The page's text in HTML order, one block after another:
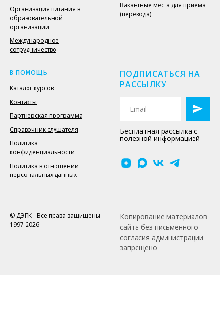
Организация питания в
образовательной
организации
Международное
сотрудничество
Вакантные места для приёма
(перевода)
В ПОМОЩЬ
Каталог курсов
Контакты
Партнерская программа
Справочник слушателя
Политика
конфиденциальности
Политика в отношении
персональных данных
ПОДПИСАТЬСЯ НА
РАССЫЛКУ
Бесплатная рассылка с
полезной информацией
© ДЭПК - Все права защищены
1997-2026
Копирование материалов
сайта без письменного
согласия администрации
запрещено